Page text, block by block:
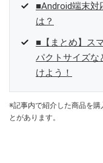
■Android端末対
は？
■【まとめ】ス
パクトサイズな
けよう！
※記事内で紹介した商品を
とがあります。